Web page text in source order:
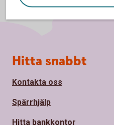
Sidfot
Hitta snabbt
Kontakta oss
Spärrhjälp
Hitta bankkontor